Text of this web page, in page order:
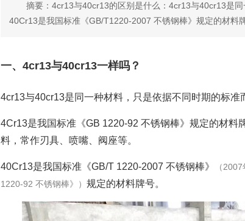
摘要：4cr13与40cr13的区别是什么：4cr13与40cr13是
40Cr13是我国标准《GB/T1220-2007 不锈钢棒》规定的材料牌
一、4cr13与40cr13一样吗？
4cr13与40cr13是同一种材料，只是依据不同时期的标准
4Cr13是我国标准《GB 1220-92 不锈钢棒》规定的材料
料，常作刃具、喷嘴、阀座等。
40Cr13是我国标准《GB/T 1220-2007 不锈钢棒》
（
1220-92 不锈钢棒》） 规定的材料牌号。